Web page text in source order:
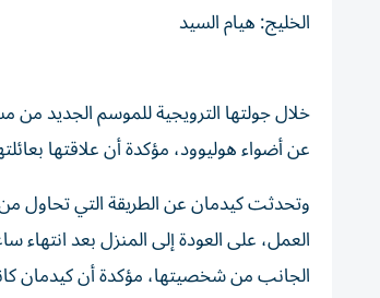
الخليج: هيام السيد
عن أضواء هوليوود، مؤكدة أن علاقتها
وتحدثت كيدمان عن الطريقة التي تحاول
العمل، على العودة إلى المنزل بعد
الجانب من شخصيتها، مؤكدة أن كيدمان